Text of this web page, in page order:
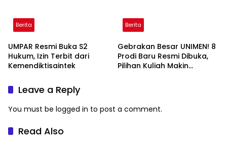
Berita
UMPAR Resmi Buka S2
Hukum, Izin Terbit dari
Kemendiktisaintek
Berita
Gebrakan Besar UNIMEN! 8
Prodi Baru Resmi Dibuka,
Pilihan Kuliah Makin
Leave a Reply
You must be logged in to post a comment.
Read Also